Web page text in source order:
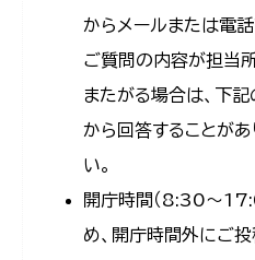
からメールまたは電
ご質問の内容が担当
またがる場合は、下
から回答することが
い。
開庁時間（8:30〜
め、開庁時間外にご